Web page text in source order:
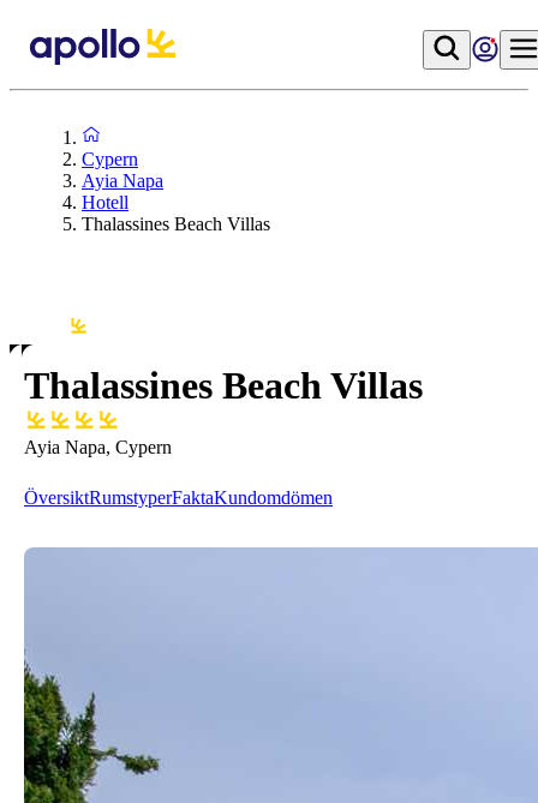
Cypern
Ayia Napa
Hotell
Thalassines Beach Villas
Thalassines Beach Villas
Ayia Napa, Cypern
ÖversiktRumstyperFaktaKundomdömen